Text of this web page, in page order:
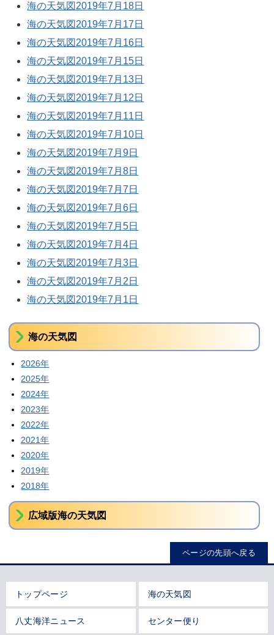
海の天気図2019年7月18日
海の天気図2019年7月17日
海の天気図2019年7月16日
海の天気図2019年7月15日
海の天気図2019年7月13日
海の天気図2019年7月12日
海の天気図2019年7月11日
海の天気図2019年7月10日
海の天気図2019年7月9日
海の天気図2019年7月8日
海の天気図2019年7月7日
海の天気図2019年7月6日
海の天気図2019年7月5日
海の天気図2019年7月4日
海の天気図2019年7月3日
海の天気図2019年7月2日
海の天気図2019年7月1日
海の天気図
2026年
2025年
2024年
2023年
2022年
2021年
2020年
2019年
2018年
広域版海の天気図
ページの先頭へ戻る
トップページ 海の天気図
八丈海洋ニュース センター便り